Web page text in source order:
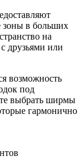
зоны в больших
на
друзьями или
возможность
под
выбрать ширмы
гармонично